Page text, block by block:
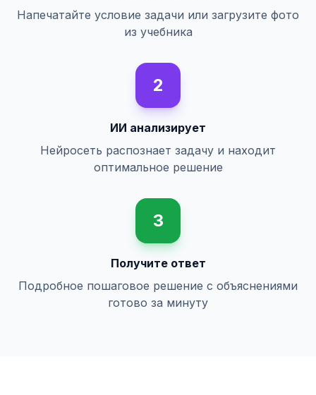
Напечатайте условие задачи или загрузите фото
из учебника
2
ИИ анализирует
Нейросеть распознает задачу и находит
оптимальное решение
3
Получите ответ
Подробное пошаговое решение с объяснениями
готово за минуту